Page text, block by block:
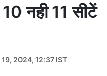
10 नही 11 सीटें
2024, 12:37 IST